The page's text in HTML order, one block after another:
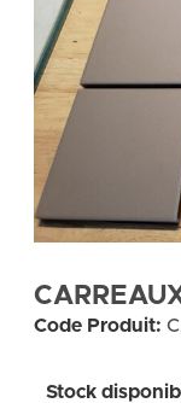
Code Produit:
Stock